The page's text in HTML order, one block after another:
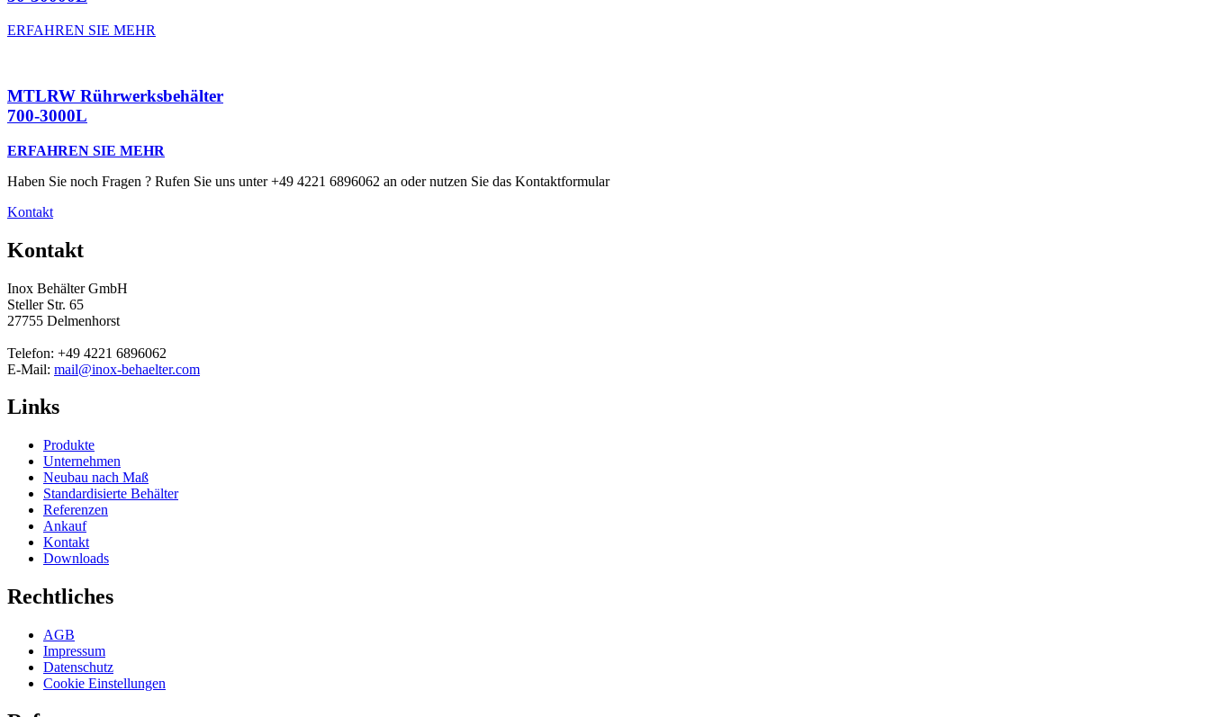
ERFAHREN SIE MEHR
MTLRW Rührwerksbehälter
700-3000L
ERFAHREN SIE MEHR
Haben Sie noch Fragen ? Rufen Sie uns unter +49 4221 6896062 an oder nutzen Sie das Kontaktformular
Kontakt
Kontakt
Inox Behälter GmbH
Steller Str. 65
27755 Delmenhorst
Telefon: +49 4221 6896062
E-Mail: mail@inox-behaelter.com
Links
Produkte
Unternehmen
Neubau nach Maß
Standardisierte Behälter
Referenzen
Ankauf
Kontakt
Downloads
Rechtliches
AGB
Impressum
Datenschutz
Cookie Einstellungen